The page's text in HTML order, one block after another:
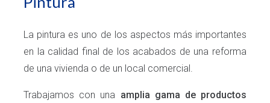
La pintura es uno de los aspectos más importantes
en la calidad final de los acabados de una reforma
de una vivienda o de un local comercial.
Trabajamos con una amplia gama de productos